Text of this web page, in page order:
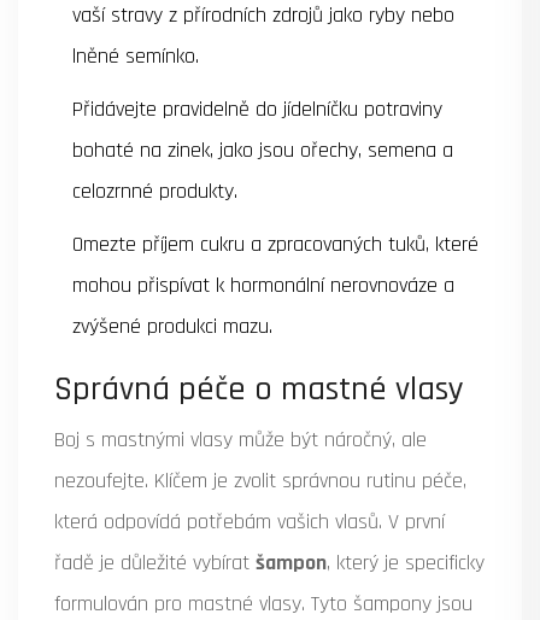
vaší stravy z přírodních zdrojů jako ryby nebo
lněné semínko.
Přidávejte pravidelně do jídelníčku potraviny
bohaté na zinek, jako jsou ořechy, semena a
celozrnné produkty.
Omezte příjem cukru a zpracovaných tuků, které
mohou přispívat k hormonální nerovnováze a
zvýšené produkci mazu.
Správná péče o mastné vlasy
Boj s mastnými vlasy může být náročný, ale
nezoufejte. Klíčem je zvolit správnou rutinu péče,
která odpovídá potřebám vašich vlasů. V první
řadě je důležité vybírat šampon, který je specificky
formulován pro mastné vlasy. Tyto šampony jsou